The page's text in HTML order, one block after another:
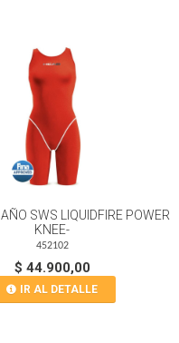
SWS LIQUIDFIRE POWER
KNEE-
452102
$ 44.900,00
IR AL DETALLE